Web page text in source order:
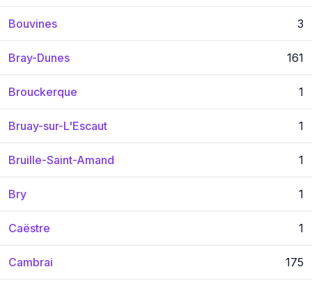
Bouvines 3
Bray-Dunes 161
Brouckerque 1
Bruay-sur-L'Escaut 1
Bruille-Saint-Amand 1
Bry 1
Caëstre 1
Cambrai 175